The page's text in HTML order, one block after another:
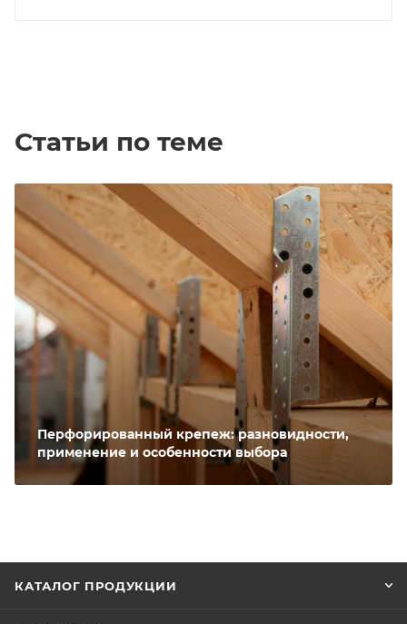
Статьи по теме
Перфорированный крепеж: разновидности,
применение и особенности выбора
КАТАЛОГ ПРОДУКЦИИ